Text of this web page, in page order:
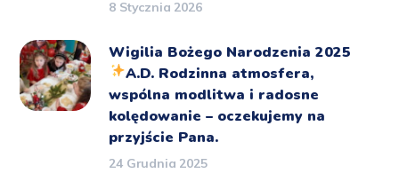
8 Stycznia 2026
Wigilia Bożego Narodzenia 2025
A.D. Rodzinna atmosfera,
wspólna modlitwa i radosne
kolędowanie – oczekujemy na
przyjście Pana.
24 Grudnia 2025